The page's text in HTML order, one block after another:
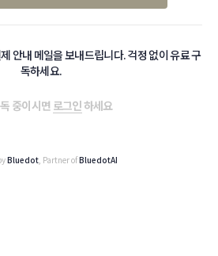
안내 메일을 보내드립니다. 걱정 없이 유료 구
독하세요.
중이시면 로그인하세요
Bluedot , Partner ofBluedotAI